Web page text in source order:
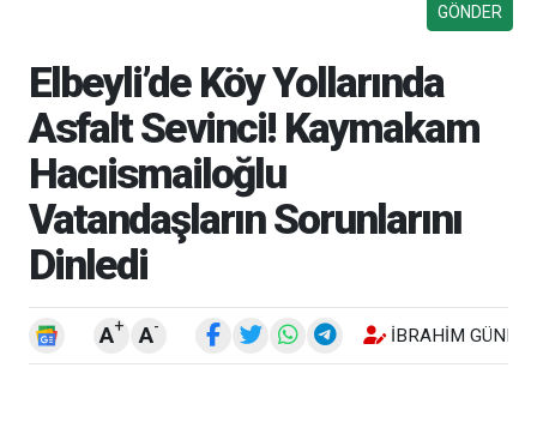
Elbeyli’de Köy Yollarında
Asfalt Sevinci! Kaymakam
Hacıismailoğlu
Vatandaşların Sorunlarını
Dinledi
A+ A- İBRAHIM GÜNEŞ